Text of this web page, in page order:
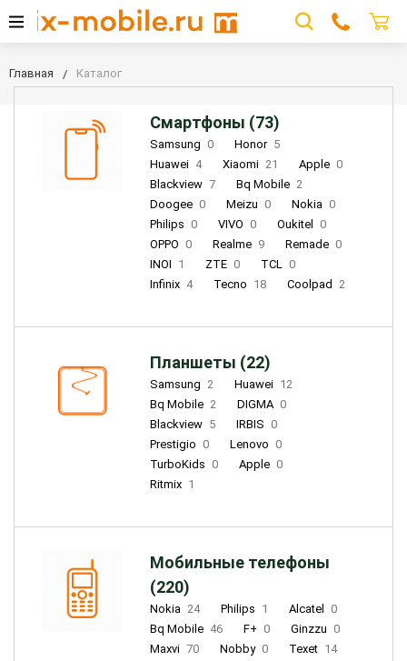
Главная Каталог
Смартфоны (73)
Samsung 0 Honor 5
Huawei 4 Xiaomi 21 Apple 0
Blackview 7 Bq Mobile 2
Doogee 0 Meizu 0 Nokia 0
Philips 0 VIVO 0 Oukitel
0
OPPO 0 Realme 9 Remade 0
INOI 1 ZTE 0 TCL 0
Infinix 4 Tecno 18 Coolpad 2
Планшеты (22)
Samsung 2 Huawei 12
Bq Mobile 2 DIGMA 0
Blackview 5 IRBIS 0
Prestigio 0 Lenovo 0
TurboKids 0 Apple 0
Ritmix 1
Мобильные телефоны
(220)
Nokia 24 Philips 1 Alcatel
0
Bq Mobile 46 F+ 0 Ginzzu 0
Maxvi 70 Nobby 0 Texet 14